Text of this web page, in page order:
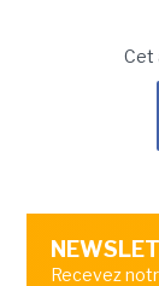
Cet
Recevez